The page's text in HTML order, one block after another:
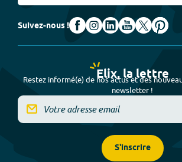
Suivez-nous !
Elix, la lettre
Restez informé(e) de nos actus et des
newsletter !
S'inscrire